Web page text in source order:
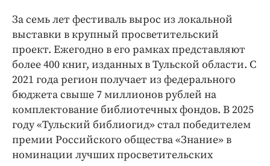
За семь лет фестиваль вырос из локальной
выставки в крупный просветительский
проект. Ежегодно в его рамках представляют
более 400 книг, изданных в Тульской области. С
2021 года регион получает из федерального
бюджета свыше 7 миллионов рублей на
комплектование библиотечных фондов. В 2025
году «Тульский библиогид» стал победителем
премии Российского общества «Знание» в
номинации лучших просветительских